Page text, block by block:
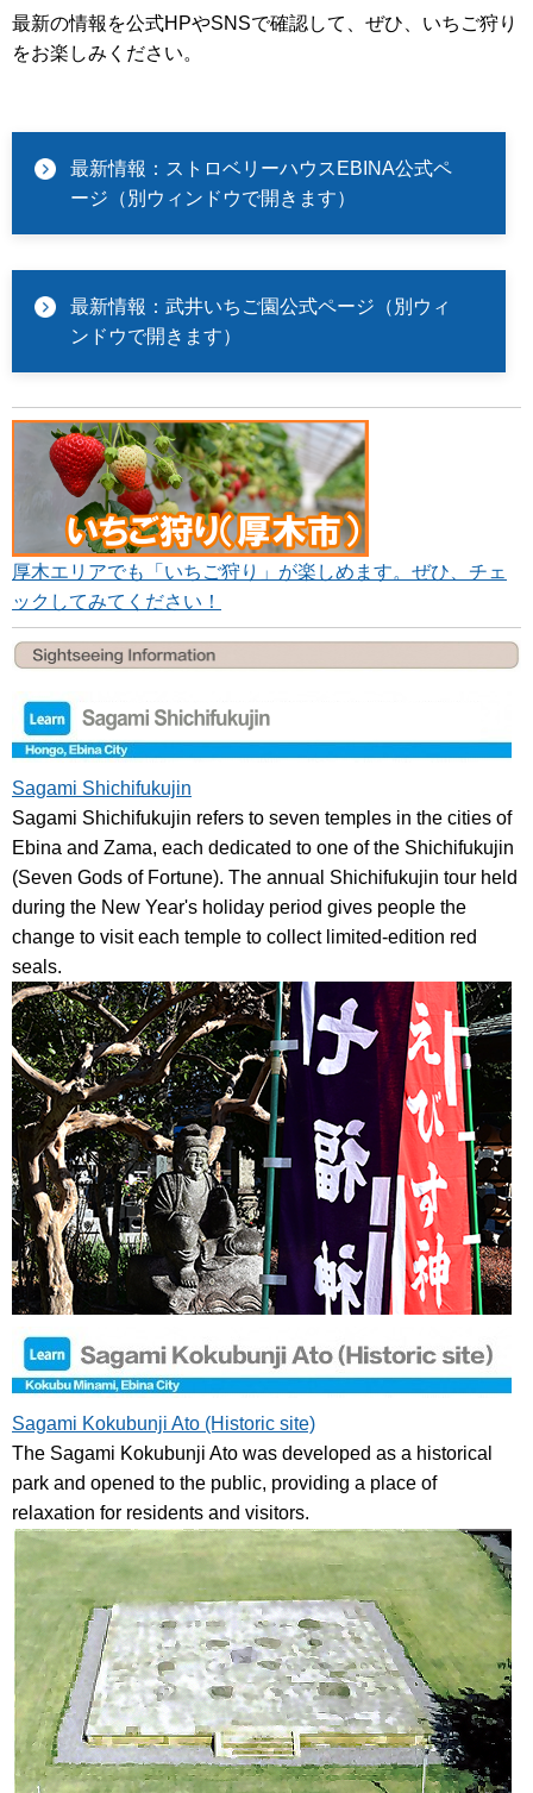
最新の情報を公式HPやSNSで確認して、ぜひ、いちご狩り
をお楽しみください。
最新情報：ストロベリーハウスEBINA公式ペ
ージ（別ウィンドウで開きます）
最新情報：武井いちご園公式ページ（別ウィ
ンドウで開きます）
厚木エリアでも「いちご狩り」が楽しめます。ぜひ、チェ
ックしてみてください！
Sagami Shichifukujin
Sagami Shichifukujin refers to seven temples in the cities of
Ebina and Zama, each dedicated to one of the Shichifukujin
(Seven Gods of Fortune). The annual Shichifukujin tour held
during the New Year's holiday period gives people the
change to visit each temple to collect limited-edition red
seals.
Sagami Kokubunji Ato (Historic site)
The Sagami Kokubunji Ato was developed as a historical
park and opened to the public, providing a place of
relaxation for residents and visitors.